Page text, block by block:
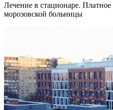
Лечение в стационаре. Платное
морозовской больницы